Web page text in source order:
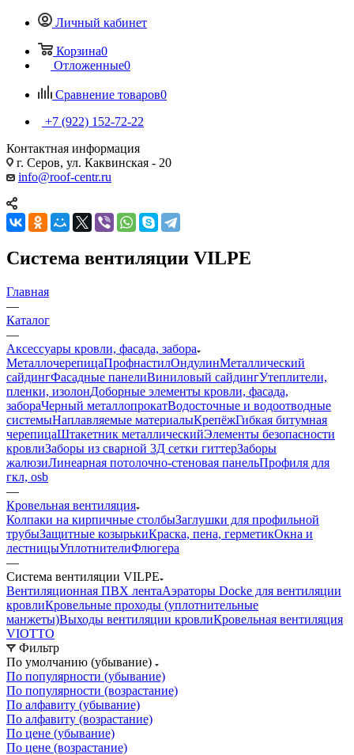
Личный кабинет
Корзина0
Отложенные0
Сравнение товаров0
+7 (922) 152-72-22
Контактная информация
г. Серов, ул. Каквинская - 20
info@roof-centr.ru
Система вентиляции VILPE
Главная
—
Каталог
—
Аксессуары кровли, фасада, забора
МеталлочерепицаПрофнастилОндулинМеталлический
сайдингФасадные панелиВиниловый сайдингУтеплители,
пленки, изолонДоборные элементы кровли, фасада,
забораЧерный металлопрокатВодосточные и водоотводные
системыНаплавляемые материалыКрепёжГибкая битумная
черепицаШтакетник металлическийЭлементы безопасности
кровлиЗаборы из сварной 3Д сетки гиттерЗаборы
жалюзиЛинеарная потолочно-стеновая панельПрофиля для
гкл, osb
—
Кровельная вентиляция
Колпаки на кирпичные столбыЗаглушки для профильной
трубыЗащитные козырькиКраска, пена, герметикОкна и
лестницыУплотнителиФлюгера
—
Система вентиляции VILPE
Вентиляционная ПВХ лентаАэраторы Docke для вентиляции
кровлиКровельные проходы (уплотнительные
манжеты)Выходы вентиляции кровлиКровельная вентиляция
VIOTTO
Фильтр
По умолчанию (убывание)
По популярности (убывание)
По популярности (возрастание)
По алфавиту (убывание)
По алфавиту (возрастание)
По цене (убывание)
По цене (возрастание)